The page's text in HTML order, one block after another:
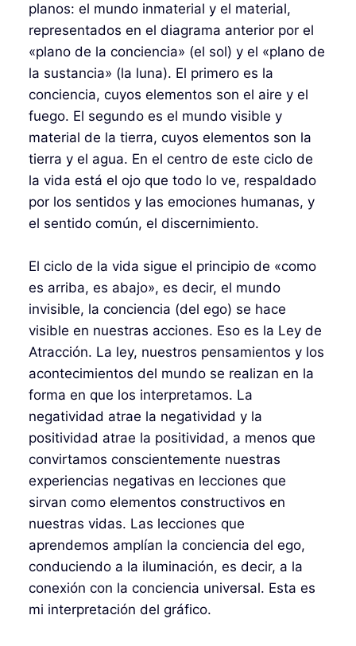
planos: el mundo inmaterial y el material,
representados en el diagrama anterior por el
«plano de la conciencia» (el sol) y el «plano de
la sustancia» (la luna). El primero es la
conciencia, cuyos elementos son el aire y el
fuego. El segundo es el mundo visible y
material de la tierra, cuyos elementos son la
tierra y el agua. En el centro de este ciclo de
la vida está el ojo que todo lo ve, respaldado
por los sentidos y las emociones humanas, y
el sentido común, el discernimiento.
El ciclo de la vida sigue el principio de «como
es arriba, es abajo», es decir, el mundo
invisible, la conciencia (del ego) se hace
visible en nuestras acciones. Eso es la Ley de
Atracción. La ley, nuestros pensamientos y los
acontecimientos del mundo se realizan en la
forma en que los interpretamos. La
negatividad atrae la negatividad y la
positividad atrae la positividad, a menos que
convirtamos conscientemente nuestras
experiencias negativas en lecciones que
sirvan como elementos constructivos en
nuestras vidas. Las lecciones que
aprendemos amplían la conciencia del ego,
conduciendo a la iluminación, es decir, a la
conexión con la conciencia universal. Esta es
mi interpretación del gráfico.